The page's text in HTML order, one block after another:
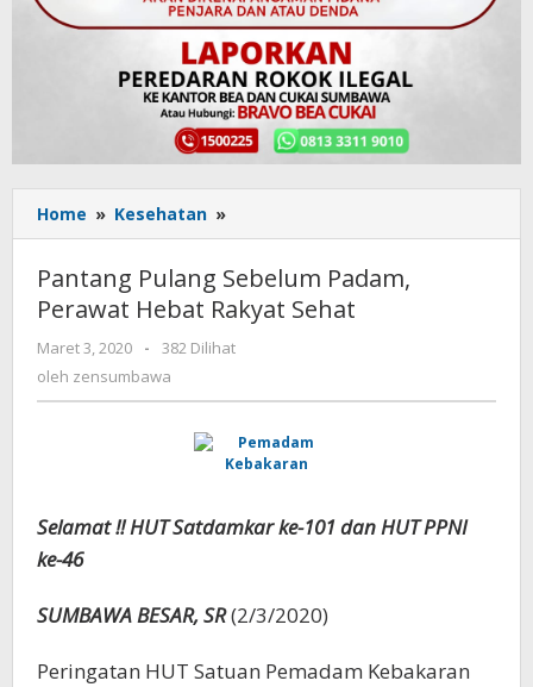
Home » Kesehatan »
Pulang
Sebelum
Padam,
Perawat
Hebat
Pantang Pulang Sebelum Padam,
Perawat Hebat Rakyat Sehat
Maret 3, 2020
oleh
zensumbawa
-
382 Dilihat
oleh zensumbawa
Selamat !! HUT Satdamkar ke-101 dan HUT PPNI
ke-46
SUMBAWA BESAR, SR(2/3/2020)
Peringatan HUT Satuan Pemadam Kebakaran